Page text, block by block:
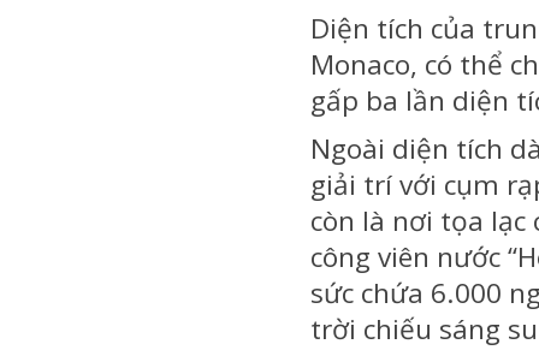
Diện tích của
Monaco, có thể
gấp ba lần diện
Ngoài diện tích
giải trí với cụm
còn là nơi tọa lạc
công viên nước
sức chứa 6.000
trời chiếu sáng